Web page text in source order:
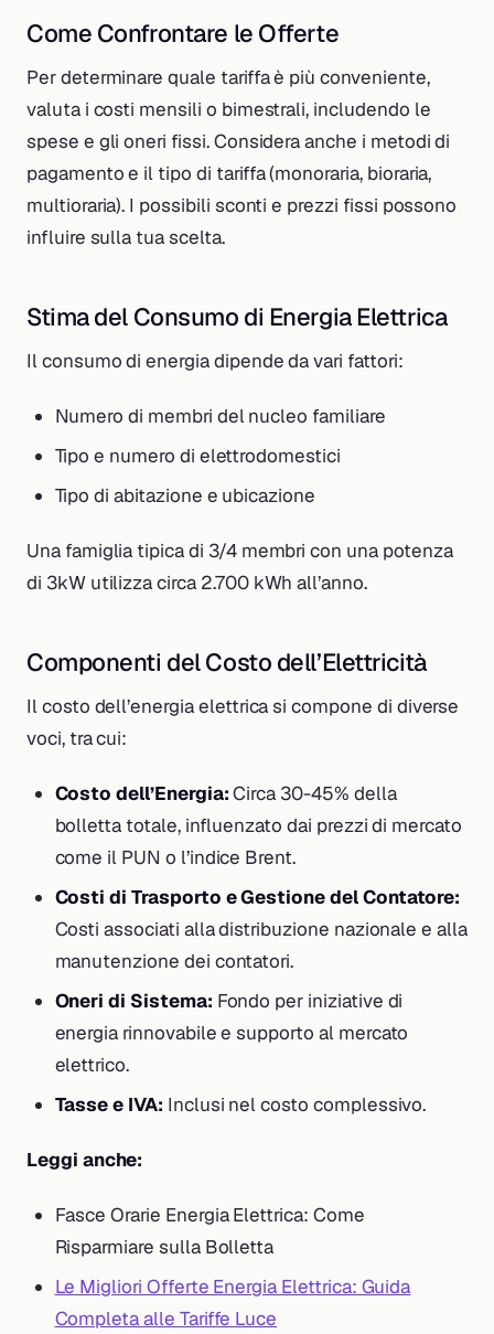
Come Confrontare le Offerte
Per determinare quale tariffa è più conveniente,
valuta i costi mensili o bimestrali, includendo le
spese e gli oneri fissi. Considera anche i metodi di
pagamento e il tipo di tariffa (monoraria, bioraria,
multioraria). I possibili sconti e prezzi fissi possono
influire sulla tua scelta.
Stima del Consumo di Energia Elettrica
Il consumo di energia dipende da vari fattori:
Numero di membri del nucleo familiare
Tipo e numero di elettrodomestici
Tipo di abitazione e ubicazione
Una famiglia tipica di 3/4 membri con una potenza
di 3kW utilizza circa 2.700 kWh all’anno.
Componenti del Costo dell’Elettricità
Il costo dell’energia elettrica si compone di diverse
voci, tra cui:
Costo dell’Energia:Circa 30-45% della
bolletta totale, influenzato dai prezzi di mercato
come il PUN o l’indice Brent.
Costi di Trasporto e Gestione del Contatore:
Costi associati alla distribuzione nazionale e alla
manutenzione dei contatori.
Oneri di Sistema: Fondo per iniziative di
energia rinnovabile e supporto al mercato
elettrico.
Tasse e IVA: Inclusi nel costo complessivo.
Leggi anche:
Fasce Orarie Energia Elettrica: Come
Risparmiare sulla Bolletta
Le Migliori Offerte Energia Elettrica: Guida
Completa alle Tariffe Luce